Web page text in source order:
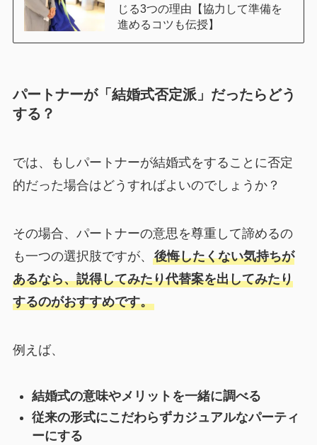
じる3つの理由【協力して準備を
進めるコツも伝授】
パートナーが「結婚式否定派」だったらどう
する？
では、もしパートナーが結婚式をすることに否定
的だった場合はどうすればよいのでしょうか？
その場合、パートナーの意思を尊重して諦めるの
も一つの選択肢ですが、 後悔したくない気持ちが
あるなら、説得してみたり代替案を出してみたり
するのがおすすめです。
例えば、
結婚式の意味やメリットを一緒に調べる
従来の形式にこだわらずカジュアルなパーティ
ーにする